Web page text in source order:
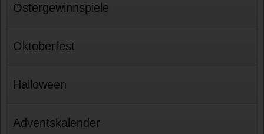
Ostergewinnspiele
Oktoberfest
Halloween
Adventskalender